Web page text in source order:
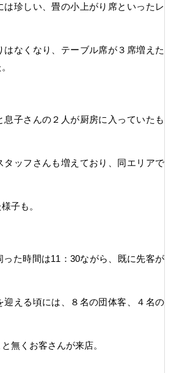
は珍しい、畳の小上がり席といったレ
はなくなり、テーブル席が３席増えた
息子さんの２人が厨房に入っていたも
タッフさんも増えており、同エリアで
子も。
った時間は11：30ながら、既に先客が
迎える頃には、８名の団体客、４名の
無くお客さんが来店。